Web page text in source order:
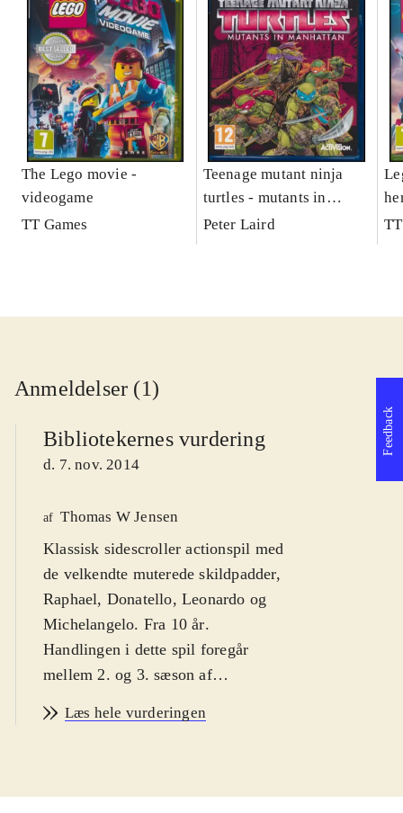
The Lego movie -
videogame
TT Games
Teenage mutant ninja
turtles - mutants in
Manhattan
Peter Laird
Anmeldelser (1)
Bibliotekernes vurdering
d. 7. nov. 2014
af Thomas W Jensen
Klassisk sidescroller actionspil med
de velkendte muterede skildpadder,
Raphael, Donatello, Leonardo og
Michelangelo. Fra 10 år.
Handlingen i dette spil foregår
mellem 2. og 3. sæson af
Teenage Mutant Ninja Turtles. Her
York. Spillet er rendyrket old school
Læs hele vurderingen
Feedback